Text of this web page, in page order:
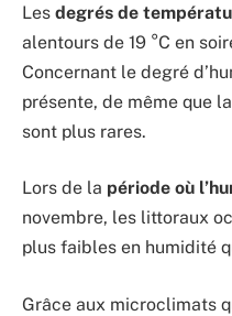
Les degrés de
alentours de 19 °C en
Concernant le degré
présente, de même que
sont plus rares.
Lors de la période où
novembre, les littoraux
plus faibles en humidité
Grâce aux microclimats